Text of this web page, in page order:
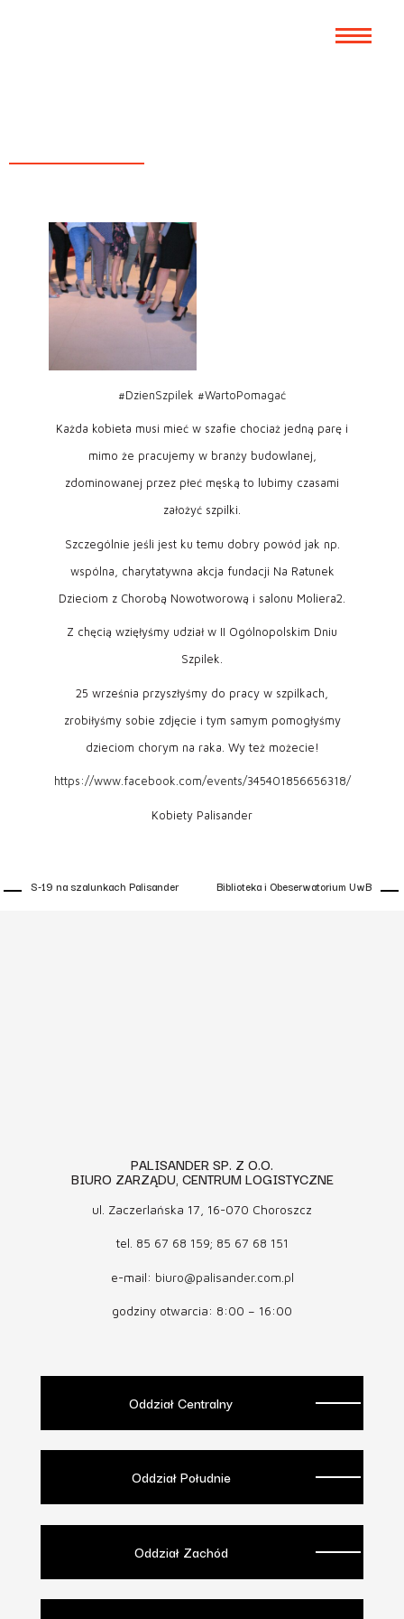
#DzienSzpilek #WartoPomagać
Każda kobieta musi mieć w szafie chociaż jedną parę i
mimo że pracujemy w branży budowlanej,
zdominowanej przez płeć męską to lubimy czasami
założyć szpilki.
Szczególnie jeśli jest ku temu dobry powód jak np.
wspólna, charytatywna akcja fundacji Na Ratunek
Dzieciom z Chorobą Nowotworową i salonu Moliera2.
Z chęcią wzięłyśmy udział w II Ogólnopolskim Dniu
Szpilek.
25 września przyszłyśmy do pracy w szpilkach,
zrobiłyśmy sobie zdjęcie i tym samym pomogłyśmy
dzieciom chorym na raka. Wy też możecie!
https://www.facebook.com/events/345401856656318/
Kobiety Palisander
S-19 na szalunkach Palisander Biblioteka i Obeserwatorium UwB
PALISANDER SP. Z O.O.
BIURO ZARZĄDU, CENTRUM LOGISTYCZNE
ul. Zaczerlańska 17, 16-070 Choroszcz
tel. 85 67 68 159; 85 67 68 151
e-mail: biuro@palisander.com.pl
godziny otwarcia: 8:00 – 16:00
Oddział Centralny
Oddział Południe
Oddział Zachód